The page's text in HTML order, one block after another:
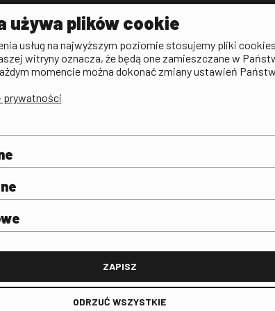
filmowa
Deklaracja dostępności
Polityka antykorupcyjna
Praca w FINA
używa plików cookie
usług na najwyższym poziomie stosujemy pliki cookies.
witryny oznacza, że będą one zamieszczane w
momencie można dokonać zmiany ustawień
prywatności
ZAPISZ
ODRZUĆ WSZYSTKIE